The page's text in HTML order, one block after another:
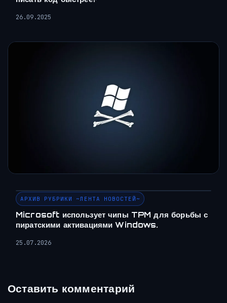
26.09.2025
АРХИВ РУБРИКИ ~ЛЕНТА НОВОСТЕЙ~
Microsoft использует чипы TPM для борьбы с
пиратскими активациями Windows.
25.07.2026
Оставить комментарий